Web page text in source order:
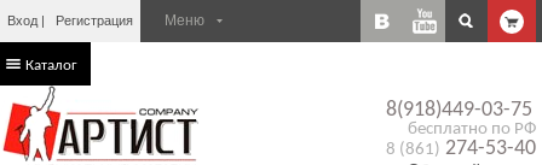
Вход Регистрация
8(918)449-03-75
бесплатно по РФ
8 (861) 274-53-40
Каталог